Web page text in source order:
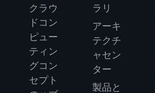
クラウ
ドコン
ピュー
ティン
グコン
セプト
ラリ
アーキ
テクチ
ャセン
ター
製品と